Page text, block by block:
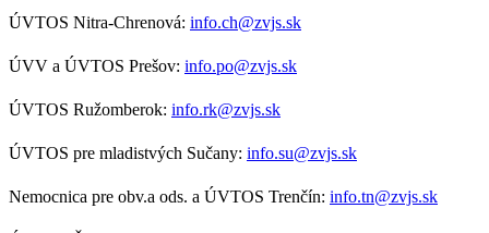
ÚVTOS Nitra-Chrenová: info.ch@zvjs.sk
ÚVV a ÚVTOS Prešov: info.po@zvjs.sk
ÚVTOS Ružomberok: info.rk@zvjs.sk
ÚVTOS pre mladistvých Sučany: info.su@zvjs.sk
Nemocnica pre obv.a ods. a ÚVTOS Trenčín: info.tn@zvjs.sk